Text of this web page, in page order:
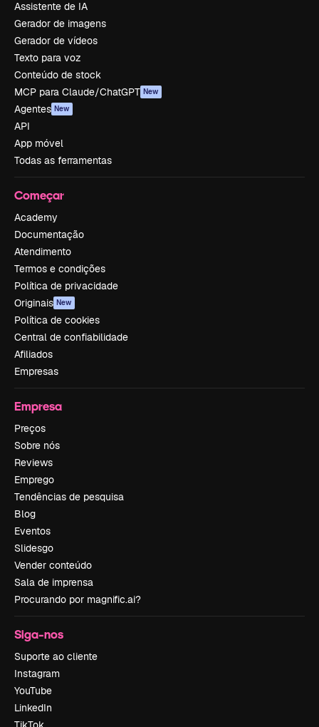
Assistente de IA
Gerador de imagens
Gerador de vídeos
Texto para voz
Conteúdo de stock
MCP para Claude/ChatGPT New
Agentes New
API
App móvel
Todas as ferramentas
Começar
Academy
Documentação
Atendimento
Termos e condições
Política de privacidade
Originais New
Política de cookies
Central de confiabilidade
Afiliados
Empresas
Empresa
Preços
Sobre nós
Reviews
Emprego
Tendências de pesquisa
Blog
Eventos
Slidesgo
Vender conteúdo
Sala de imprensa
Procurando por magnific.ai?
Siga-nos
Suporte ao cliente
Instagram
YouTube
LinkedIn